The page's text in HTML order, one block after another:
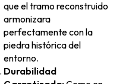
que el tramo reconstruido
armonizara
perfectamente con la
piedra histórica del
entorno.
Durabilidad